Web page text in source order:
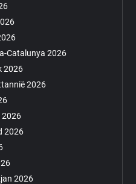
Catalunya 2026
2026
2026
2026
2026
2026